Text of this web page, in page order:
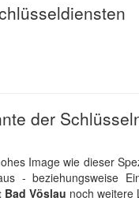
der
Image wie dieser
- beziehungsweise
Vöslau noch weitere